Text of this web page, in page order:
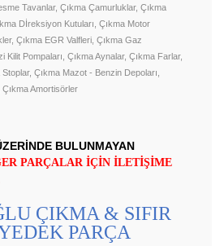
Tavanlar, Çıkma Çamurluklar, Çıkma
Dİreksiyon Kutuları, Çıkma Motor
Çıkma EGR Valfleri, Çıkma Gaz
Kilit Pompaları, Çıkma Aynalar, Çıkma Farlar,
Çıkma Mazot - Benzin Depoları,
Amortisörler
BULUNMAYAN
PARÇALAR İÇİN İLETİŞİME
ÇIKMA & SIFIR
PARÇA